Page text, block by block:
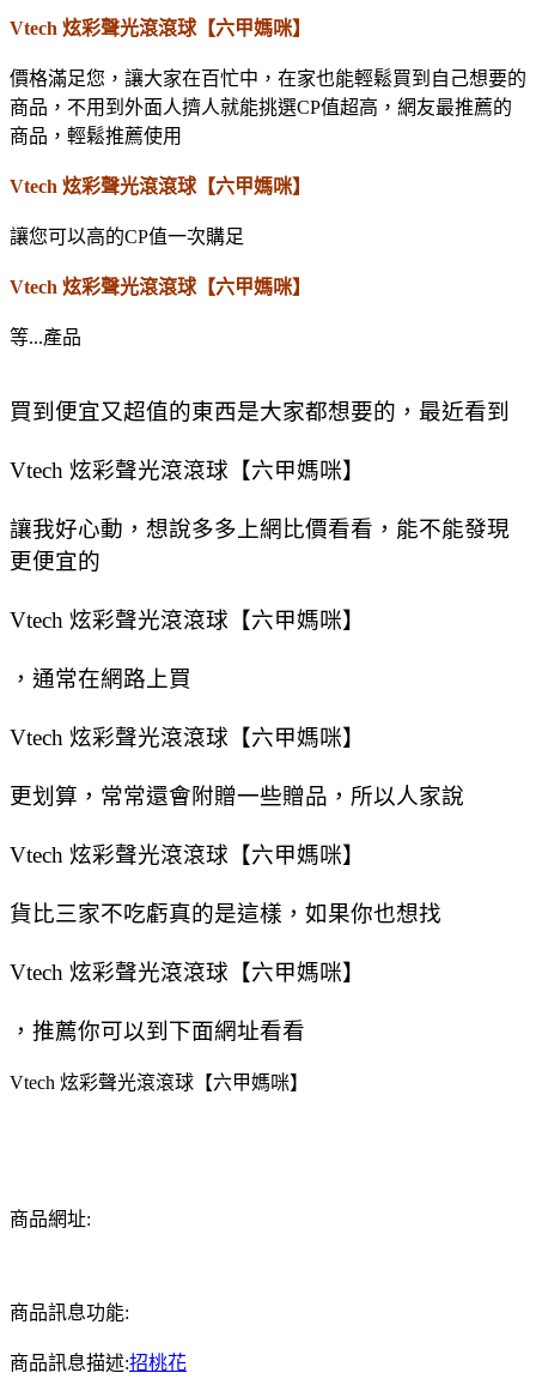
Vtech 炫彩聲光滾滾球【六甲媽咪】
價格滿足您，讓大家在百忙中，在家也能輕鬆買到自己想要的
商品，不用到外面人擠人就能挑選CP值超高，網友最推薦的
商品，輕鬆推薦使用
Vtech 炫彩聲光滾滾球【六甲媽咪】
讓您可以高的CP值一次購足
Vtech 炫彩聲光滾滾球【六甲媽咪】
等...產品
買到便宜又超值的東西是大家都想要的，最近看到
Vtech 炫彩聲光滾滾球【六甲媽咪】
讓我好心動，想說多多上網比價看看，能不能發現
更便宜的
Vtech 炫彩聲光滾滾球【六甲媽咪】
，通常在網路上買
Vtech 炫彩聲光滾滾球【六甲媽咪】
更划算，常常還會附贈一些贈品，所以人家說
Vtech 炫彩聲光滾滾球【六甲媽咪】
貨比三家不吃虧真的是這樣，如果你也想找
Vtech 炫彩聲光滾滾球【六甲媽咪】
，推薦你可以到下面網址看看
Vtech 炫彩聲光滾滾球【六甲媽咪】
商品網址:
商品訊息功能:
商品訊息描述:招桃花